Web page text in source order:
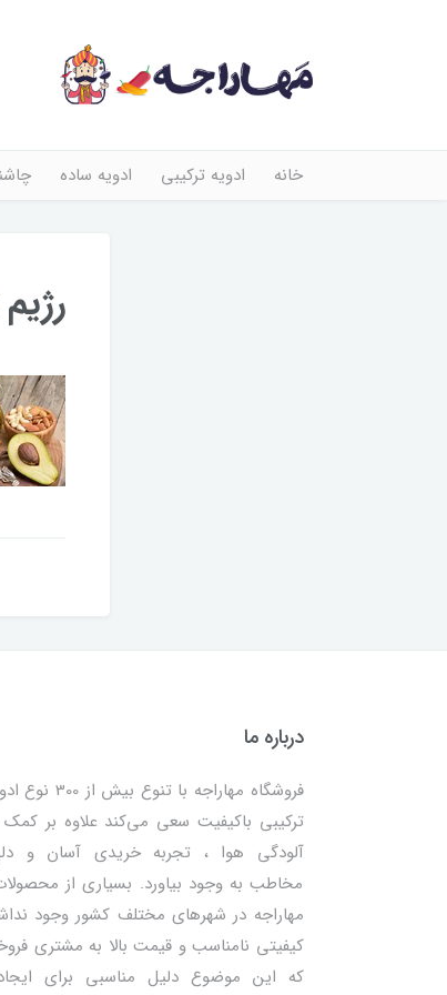
خانه ادویه ترکیبی ادویه ساده
درباره ما
فروشگاه مهاراجه با
ترکیبی باکیفیت سعی می‌کند علاوه بر
آلودگی هوا ، تجربه خریدی آسان و
مخاطب به وجود بیاورد. بسیاری از
مهاراجه در شهرهای مختلف کشور وجود
کیفیتی نامناسب و قیمت بالا به مشتری
که این موضوع دلیل مناسبی برای